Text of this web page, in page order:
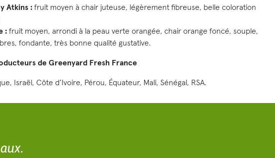
Atkins :fruit moyen à chair juteuse, légèrement fibreuse, belle coloration
:fruit moyen, arrondi à la peau verte orangée, chair orange foncé, souple,
fondante, très bonne qualité gustative.
de Greenyard Fresh France
Israël, Côte d’Ivoire, Pérou, Équateur, Mali, Sénégal, RSA.